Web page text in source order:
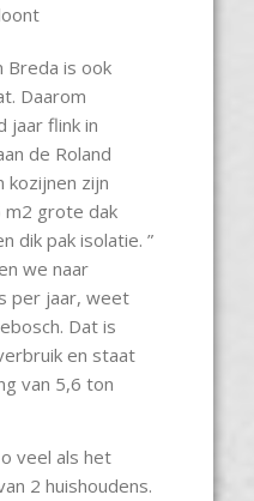
Breda is ook
Daarom
jaar flink in
de Roland
kozijnen zijn
m2 grote dak
dik pak isolatie. ”
we naar
per jaar, weet
Dat is
en staat
van 5,6 ton
veel als het
2 huishoudens.